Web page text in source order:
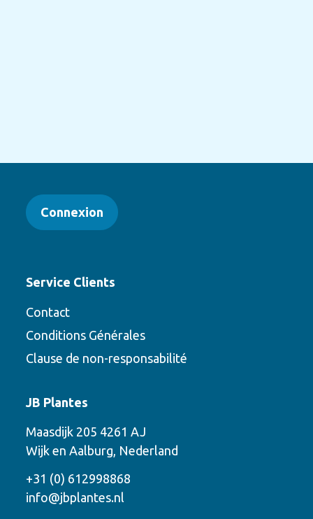
options suivantes
Connexion
Service Clients
Contact
Conditions Générales
Clause de non-responsabilité
JB Plantes
Maasdijk 205 4261 AJ
Wijk en Aalburg, Nederland
+31 (0) 612998868
info@jbplantes.nl